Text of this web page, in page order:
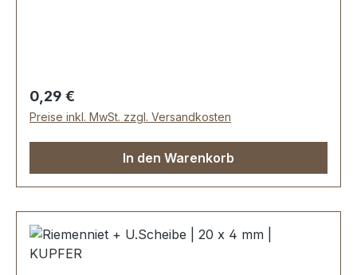
Regulärer Preis:
0,29 €
Preise inkl. MwSt. zzgl. Versandkosten
In den Warenkorb